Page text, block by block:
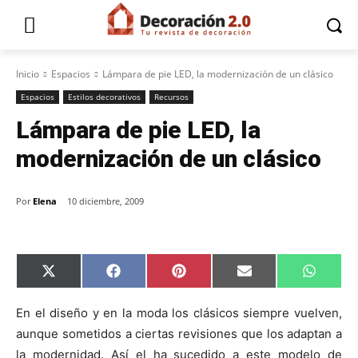
Inicio Espacios Lámpara de pie LED, la modernización de un clásico
Espacios Estilos decorativos Recursos
Lámpara de pie LED, la
modernización de un clásico
Por Elena 10 diciembre, 2009
C
o
p
r
t
X
(
w
t
t
C
o
p
r
F
a
e
o
o
C
o
p
r
P
i
t
r
e
C
o
p
r
E
m
i
C
o
p
r
W
h
t
A
p
En el diseño y en la moda los clásicos siempre vuelven,
aunque sometidos a ciertas revisiones que los adaptan a
la modernidad. Así el ha sucedido a este modelo de